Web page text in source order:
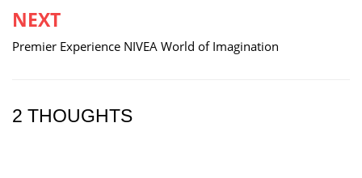
NEXT
Premier Experience NIVEA World of Imagination
2 THOUGHTS